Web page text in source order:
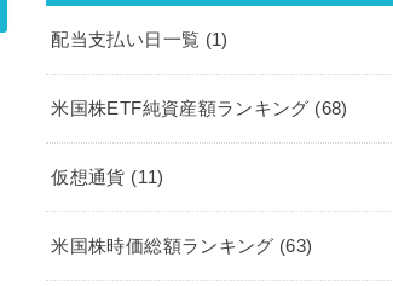
配当支払い日一覧 (1)
米国株ETF純資産額ランキング (68)
仮想通貨 (11)
米国株時価総額ランキング (63)